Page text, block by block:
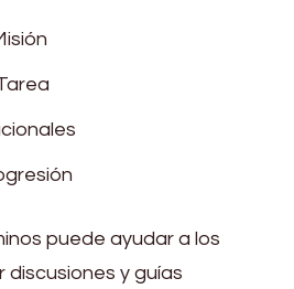
puede ayudar a los
y guías